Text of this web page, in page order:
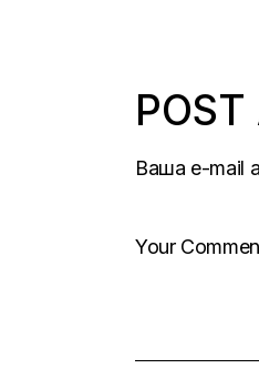
Ваша e-mail